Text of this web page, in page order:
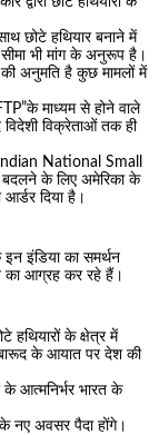
छोटे हथियार बनाने में
भी मांग के अनुरूप है।
की अनुमति है कुछ मामलों में
माध्यम से होने वाले
विदेशी विक्रेताओं तक ही
National Small
के लिए अमेरिका के
दिया है।
इंडिया का समर्थन
का आग्रह कर रहे हैं।
हथियारों के क्षेत्र में
के आयात पर देश की
के आत्मनिर्भर भारत के
के नए अवसर पैदा होंगे।